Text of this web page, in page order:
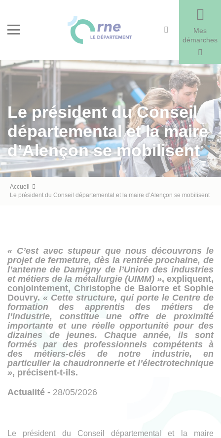
Menu
Mes
démarches
Le président du Conseil
départemental et la maire
d’Alençon se mobilisent
Fil
d'Ariane
Accueil
Le président du Conseil départemental et la maire d’Alençon se mobilisent
« C’est avec stupeur que nous découvrons le
projet de fermeture, dès la rentrée prochaine, de
l’antenne de Damigny de l’Union des industries
et métiers de la métallurgie (UIMM) », expliquent,
conjointement, Christophe de Balorre et Sophie
Douvry.« Cette structure, qui porte le Centre de
formation des apprentis des métiers de
l’industrie, constitue une offre de proximité
importante et une réelle opportunité pour des
dizaines de jeunes. Chaque année, ils sont
formés par des professionnels compétents à
des métiers-clés de notre industrie, en
particulier la chaudronnerie et l’électrotechnique
», précisent-t-ils.
Actualité - 28/05/2026
Le président du Conseil départemental et la maire